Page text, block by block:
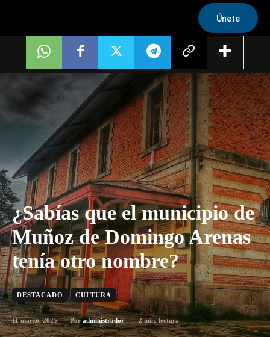
Únete
¿Sabías que el municipio de
Muñoz de Domingo Arenas
tenía otro nombre?
DESTACADO CULTURA
11 marzo, 2025 Por administrador 2min. lectura